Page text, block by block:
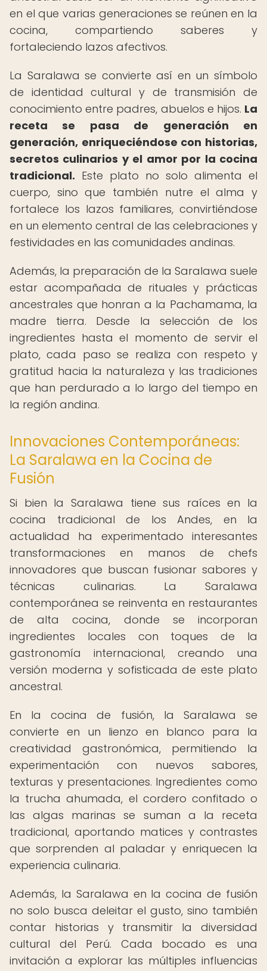
en el que varias generaciones se reúnen en la
cocina, compartiendo saberes y
fortaleciendo lazos afectivos.
La Saralawa se convierte así en un símbolo
de identidad cultural y de transmisión de
conocimiento entre padres, abuelos e hijos. La
receta se pasa de generación en
generación, enriqueciéndose con historias,
secretos culinarios y el amor por la cocina
tradicional. Este plato no solo alimenta el
cuerpo, sino que también nutre el alma y
fortalece los lazos familiares, convirtiéndose
en un elemento central de las celebraciones y
festividades en las comunidades andinas.
Además, la preparación de la Saralawa suele
estar acompañada de rituales y prácticas
ancestrales que honran a la Pachamama, la
madre tierra. Desde la selección de los
ingredientes hasta el momento de servir el
plato, cada paso se realiza con respeto y
gratitud hacia la naturaleza y las tradiciones
que han perdurado a lo largo del tiempo en
la región andina.
Innovaciones Contemporáneas:
La Saralawa en la Cocina de
Fusión
Si bien la Saralawa tiene sus raíces en la
cocina tradicional de los Andes, en la
actualidad ha experimentado interesantes
transformaciones en manos de chefs
innovadores que buscan fusionar sabores y
técnicas culinarias. La Saralawa
contemporánea se reinventa en restaurantes
de alta cocina, donde se incorporan
ingredientes locales con toques de la
gastronomía internacional, creando una
versión moderna y sofisticada de este plato
ancestral.
En la cocina de fusión, la Saralawa se
convierte en un lienzo en blanco para la
creatividad gastronómica, permitiendo la
experimentación con nuevos sabores,
texturas y presentaciones. Ingredientes como
la trucha ahumada, el cordero confitado o
las algas marinas se suman a la receta
tradicional, aportando matices y contrastes
que sorprenden al paladar y enriquecen la
experiencia culinaria.
Además, la Saralawa en la cocina de fusión
no solo busca deleitar el gusto, sino también
contar historias y transmitir la diversidad
cultural del Perú. Cada bocado es una
invitación a explorar las múltiples influencias